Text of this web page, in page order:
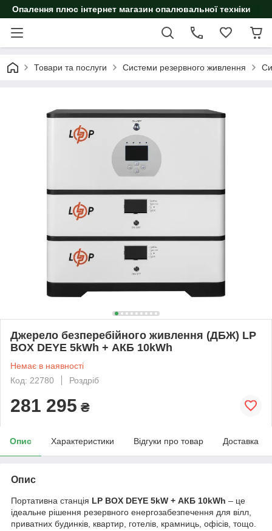
Опалення плюс інтернет магазин опалювальної техніки
Товари та послуги Системи резервного живлення
Джерело безперебійного живлення (ДБЖ) LP
BOX DEYE 5kWh + АКБ 10kWh
Немає в наявності
Код: 22780
Роздріб
281 295 ₴
Опис Характеристики Відгуки про товар Доставка
Опис
Портативна станція LP BOX DEYE 5kW + АКБ 10kWh – це
ідеальне рішення резервного енергозабезпечення для вілл,
приватних будинків, квартир, готелів, крамниць, офісів, тощо.